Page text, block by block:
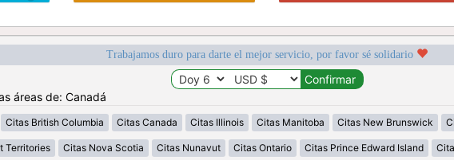
Trabajamos duro para darte el mejor servicio, por favor sé solidario
áreas de: Canadá
Citas British Columbia Citas Canada Citas Illinois Citas Manitoba Citas New Brunswick
Territories Citas Nova Scotia Citas Nunavut Citas Ontario Citas Prince Edward Island